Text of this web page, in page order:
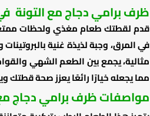
ظرف برامي دجاج مع التونة
قدم لقطتك طعام مغذي ولحظات
في المرق، وجبة لذيذة غنية
مثالية، يجمع بين الطعم الشهي
مما يجعله خيارًا رائعًا يعزز صحة
مواصفات ظرف برامي دجاج